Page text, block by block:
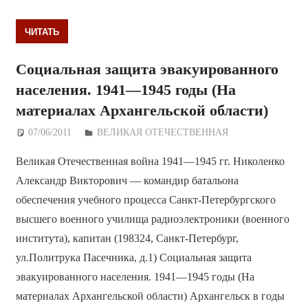
ЧИТАТЬ
Социальная защита эвакуированного
населения. 1941—1945 годы (На
материалах Архангельской области)
07/06/2011 Дежурный по Редакции
ВЕЛИКАЯ ОТЕЧЕСТВЕННАЯ
Великая Отечественная война 1941—1945 гг. Николенко
Александр Викторович — командир батальона
обеспечения учебного процесса Санкт-Петербургского
высшего военного училища радиоэлектроники (военного
института), капитан (198324, Санкт-Петербург,
ул.Политрука Пасечника, д.1) Социальная защита
эвакуированного населения. 1941—1945 годы (На
материалах Архангельской области) Архангельск в годы